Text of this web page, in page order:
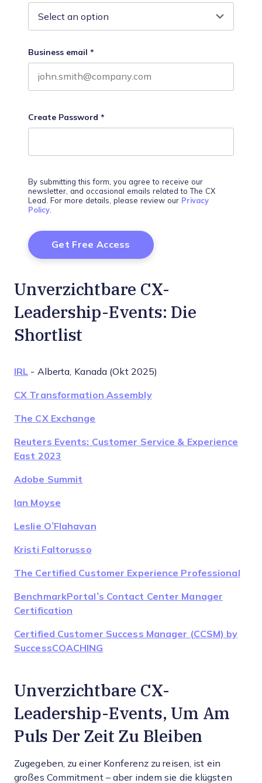
Business email *
Create Password *
By submitting this form, you agree to receive our
newsletter, and occasional emails related to The CX
Lead. For more details, please review our Privacy
Policy.
Unverzichtbare CX-
Leadership-Events: Die
Shortlist
IRL - Alberta, Kanada (Okt 2025)
CX Transformation Assembly
The CX Exchange
Reuters Events: Customer Service & Experience
East 2023
Adobe Summit
Ian Moyse
Leslie O’Flahavan
Kristi Faltorusso
The Certified Customer Experience Professional
BenchmarkPortal’s Contact Center Manager
Certification
Certified Customer Success Manager (CCSM) by
SuccessCOACHING
Unverzichtbare CX-
Leadership-Events, Um Am
Puls Der Zeit Zu Bleiben
Zugegeben, zu einer Konferenz zu reisen, ist ein
großes Commitment – aber indem sie die klügsten